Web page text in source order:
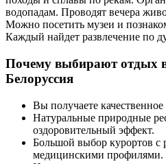
водопадам. Проводят вечера
Можно посетить музеи и
Каждый найдет развлечение по
Почему выбирают отдых
Белоруссия
Вы получаете
Натуральные природные
оздоровительный эффект.
Большой выбор курортов с
медицинскими профилями.